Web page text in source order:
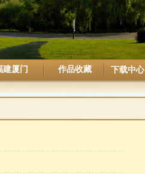
建厦门 作品收藏 下载中心